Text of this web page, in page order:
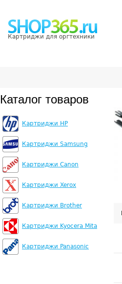
Картриджи для оргтехники
Каталог товаров
Картриджи HP
Картриджи Samsung
Картриджи Canon
Картриджи Xerox
Картриджи Brother
Картриджи Kyocera Mita
Картриджи Panasonic